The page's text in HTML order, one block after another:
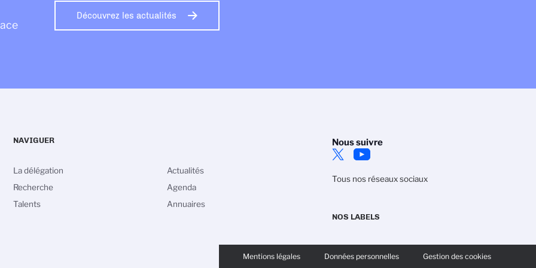
Découvrez les actualités
Nous suivre
Tous nos réseaux sociaux
NOS LABELS
PIED
Mentions légales Données personnelles Gestion des cookies
NAVIGUER
La délégation
Recherche
Talents
Actualités
Agenda
Annuaires
de confidentialité, en garantissant la conformité avec les réglementations. Personnalisez vos préférences